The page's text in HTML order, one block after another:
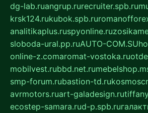
dg-lab.ruangrup.rurecruiter.spb.ru
krsk124.rukubok.spb.ru
analitikaplus.ruspyonline.ru
sloboda-ural.pp.ruAUTO-COM.SU
online-z.comaromat-vostoka.ru
mobilvest.rubbd.net.ru
smp-forum.rubastion-td.ru
avrmotors.ruart-galadesign.ru
ecostep-samara.rud-p.spb.ru